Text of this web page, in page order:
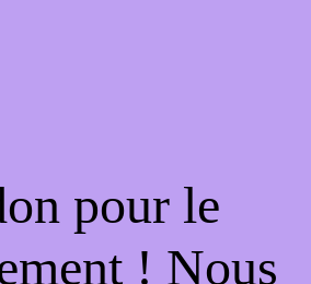
pour le
! Nous